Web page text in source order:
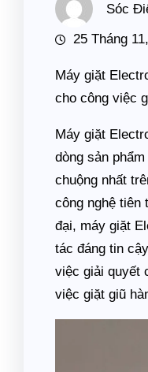
Sóc
25 Tháng
Máy giặt
cho công việc
Máy giặt
dòng sản
chuộng nhất
công nghệ tiên
đại, máy giặt
tác đáng tin
việc giải quyết
việc giặt giũ